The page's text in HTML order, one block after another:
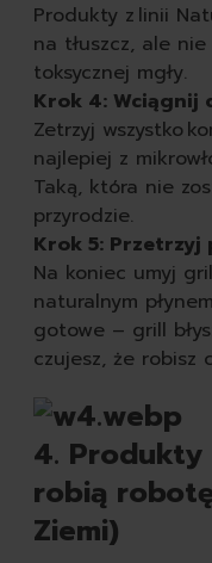
Produkty z linii
na tłuszcz, ale
toksycznej mgły.
Krok 4: Wciągnij
Zetrzyj wszystko
najlepiej z
Taką, która nie
przyrodzie.
Krok 5:
Na koniec umyj
naturalnym
gotowe – grill
czujesz, że robisz
4.
robią
Ziemi)